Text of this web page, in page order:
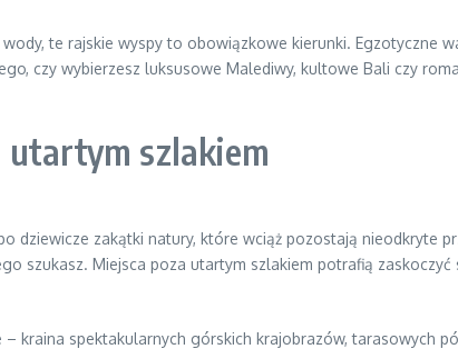
te rajskie wyspy to obowiązkowe kierunki.
czy wybierzesz luksusowe Malediwy, kultowe Bali czy
utartym szlakiem
zakątki natury, które wciąż pozostają nieodkryte
szukasz. Miejsca poza utartym szlakiem potrafią
kraina spektakularnych górskich krajobrazów, tarasowych